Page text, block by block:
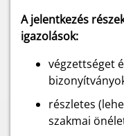
A jelentkezés
igazolások:
végzettséget
részletes
szakmai